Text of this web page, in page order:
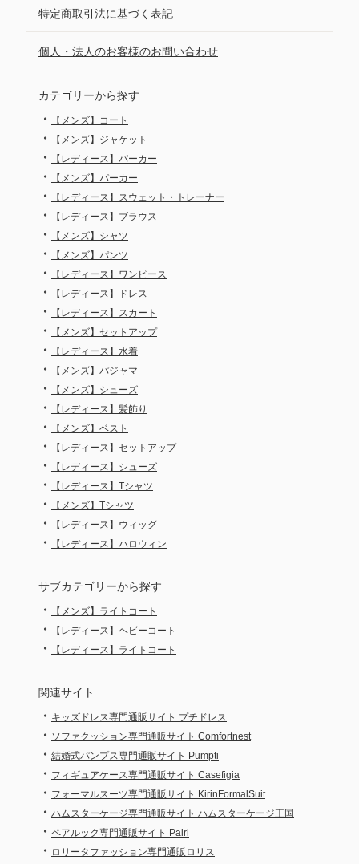
特定商取引法に基づく表記
個人・法人のお客様のお問い合わせ
カテゴリーから探す
・ 【メンズ】コート
・ 【メンズ】ジャケット
・ 【レディース】パーカー
・ 【メンズ】パーカー
・ 【レディース】スウェット・トレーナー
・ 【レディース】ブラウス
・ 【メンズ】シャツ
・ 【メンズ】パンツ
・ 【レディース】ワンピース
・ 【レディース】ドレス
・ 【レディース】スカート
・ 【メンズ】セットアップ
・ 【レディース】水着
・ 【メンズ】パジャマ
・ 【メンズ】シューズ
・ 【レディース】髪飾り
・ 【メンズ】ベスト
・ 【レディース】セットアップ
・ 【レディース】シューズ
・ 【レディース】Tシャツ
・ 【メンズ】Tシャツ
・ 【レディース】ウィッグ
・ 【レディース】ハロウィン
サブカテゴリーから探す
・ 【メンズ】ライトコート
・ 【レディース】ヘビーコート
・ 【レディース】ライトコート
関連サイト
・ キッズドレス専門通販サイト プチドレス
・ ソファクッション専門通販サイト Comfortnest
・ 結婚式パンプス専門通販サイト Pumpti
・ フィギュアケース専門通販サイト Casefigia
・ フォーマルスーツ専門通販サイト KirinFormalSuit
・ ハムスターケージ専門通販サイト ハムスターケージ王国
・ ペアルック専門通販サイト Pairl
・ ロリータファッション専門通販ロリス